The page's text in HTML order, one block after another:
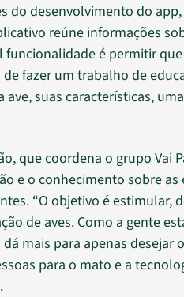
do desenvolvimento do
reúne informações
funcionalidade é permitir
fazer um trabalho de
suas características,
que coordena o grupo Vai
e o conhecimento sobre
“O objetivo é estimular,
de aves. Como a gente
mais para apenas desejar
para o mato e a